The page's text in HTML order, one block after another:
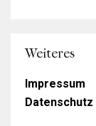
Weiteres
Impressum
Datenschutz